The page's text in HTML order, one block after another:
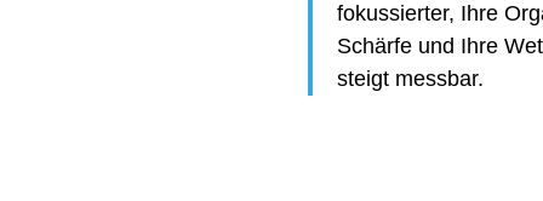
fokussierter, Ihre
Schärfe und Ihre
steigt messbar.